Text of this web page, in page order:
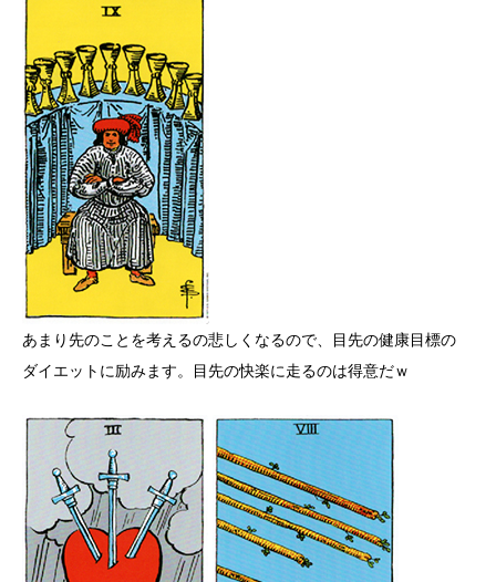
あまり先のことを考えるの悲しくなるので、目先の健康目標の
ダイエットに励みます。目先の快楽に走るのは得意だｗ